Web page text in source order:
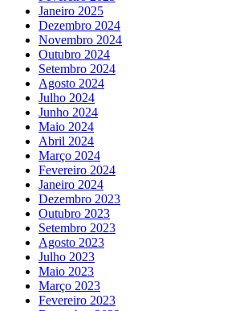
Janeiro 2025
Dezembro 2024
Novembro 2024
Outubro 2024
Setembro 2024
Agosto 2024
Julho 2024
Junho 2024
Maio 2024
Abril 2024
Março 2024
Fevereiro 2024
Janeiro 2024
Dezembro 2023
Outubro 2023
Setembro 2023
Agosto 2023
Julho 2023
Maio 2023
Março 2023
Fevereiro 2023